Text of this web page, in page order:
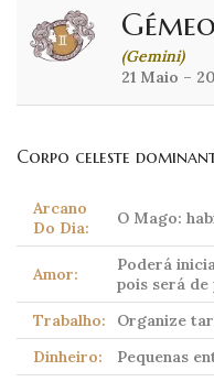
(Gemini)
21 Maio –
Corpo celeste
Arcano
Do Dia:
O Mago:
Amor:
Poderá
pois será de
Trabalho:
Organize
Dinheiro:
Pequenas